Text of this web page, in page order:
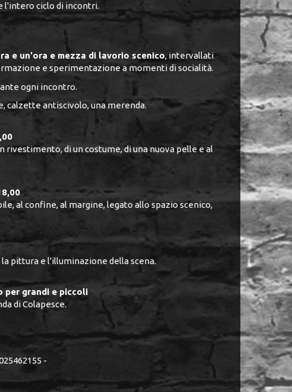
l'intero ciclo di incontri.
e un'ora e mezza di lavorio scenico, intervallati
e sperimentazione a momenti di socialità.
ogni incontro.
calzette antiscivolo, una merenda.
di un costume, di una nuova pelle e al
al confine, al margine, legato allo spazio scenico,
pittura e l'illuminazione della scena.
per grandi e piccoli
di Colapesce.
-